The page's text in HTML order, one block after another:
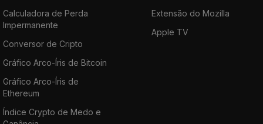
Calculadora de Perda
Impermanente
Conversor de Cripto
Gráfico Arco-Íris de Bitcoin
Gráfico Arco-Íris de
Ethereum
Índice Crypto de Medo e
Extensão do Mozilla
Apple TV